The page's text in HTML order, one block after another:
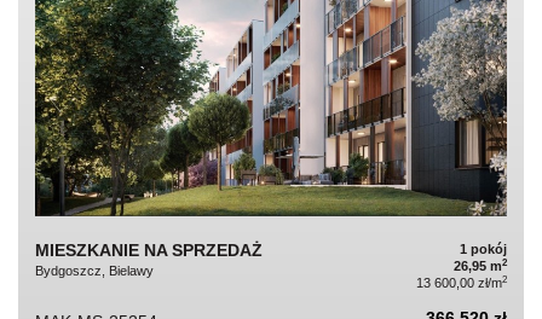
MIESZKANIE NA SPRZEDAŻ
Bydgoszcz, Bielawy
1 pokój
26,95 m2
13 600,00 zł/m2